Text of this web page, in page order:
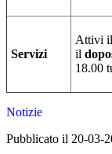
Servizi
Attivi
il
18.00
Notizie
Pubblicato il 20-03-